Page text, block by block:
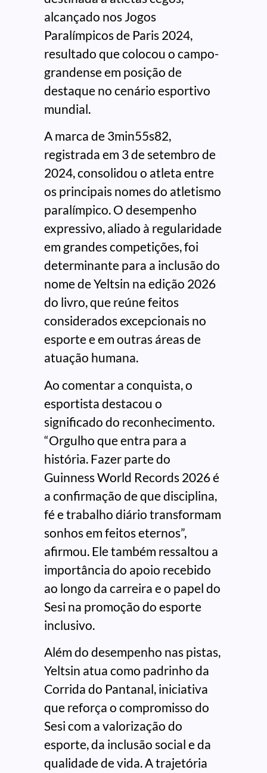
alcançado nos Jogos
Paralímpicos de Paris 2024,
resultado que colocou o campo-
grandense em posição de
destaque no cenário esportivo
mundial.
A marca de 3min55s82,
registrada em 3 de setembro de
2024, consolidou o atleta entre
os principais nomes do atletismo
paralímpico. O desempenho
expressivo, aliado à regularidade
em grandes competições, foi
determinante para a inclusão do
nome de Yeltsin na edição 2026
do livro, que reúne feitos
considerados excepcionais no
esporte e em outras áreas de
atuação humana.
Ao comentar a conquista, o
esportista destacou o
significado do reconhecimento.
“Orgulho que entra para a
história. Fazer parte do
Guinness World Records 2026 é
a confirmação de que disciplina,
fé e trabalho diário transformam
sonhos em feitos eternos”,
afirmou. Ele também ressaltou a
importância do apoio recebido
ao longo da carreira e o papel do
Sesi na promoção do esporte
inclusivo.
Além do desempenho nas pistas,
Yeltsin atua como padrinho da
Corrida do Pantanal, iniciativa
que reforça o compromisso do
Sesi com a valorização do
esporte, da inclusão social e da
qualidade de vida. A trajetória